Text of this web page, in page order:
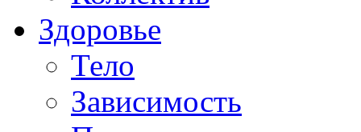
Здоровье
Тело
Зависимость